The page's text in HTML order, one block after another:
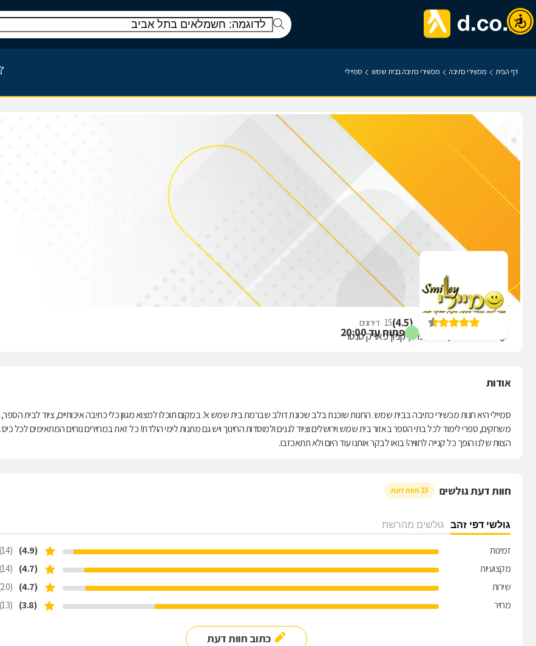
דף הבית מכשירי כתיבה מכשירי כתיבה בבית שמש סמיילי
פתוח עד 20:00
(
4.5
)
15 דירוגים
אודות
סמיילי היא חנות מכשירי כתיבה בבית שמש. החנות שוכנת בלב שכונת דולב שברמת בית שמש א'. במקום תוכלו למצוא מגוון כלי כתיבה איכותיים, ציוד לבית הספר,
משחקים, ספרי לימוד לכל בתי הספר באזור בית שמש וירושלים וציוד לגנים ולמוסדות החינוך ויש גם מתנות לימי הולדת! כל זאת במחירים נוחים המתאימים לכל כיס.
הצוות שלנו הופך כל קנייה לחוויה! בואו לבקר אותנו עוד היום ולא תתאכזבו.
חוות דעת גולשים 15 חוות דעת
גולשי דפי זהב גולשים מהרשת
זמינות (4.9)
(14)
מקצועיות
(4.7)
(14)
שירות
(4.7)
(20)
מחיר
(3.8)
(13)
כתוב חוות דעת